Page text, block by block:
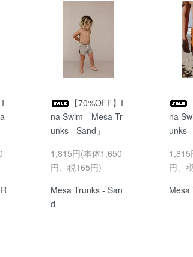
【70%OFF】I
na Swim「Mesa Tr
unks - Sand」
1,815円(本体1,650
円、税165円)
Mesa Trunks - San
d
na
unks -
1,815
円、
Mesa